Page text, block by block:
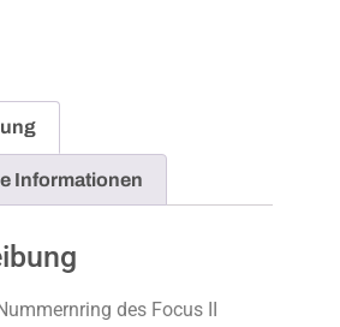
Informationen
des Focus II